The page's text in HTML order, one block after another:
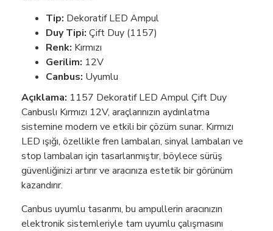
Tip: Dekoratif LED Ampul
Duy Tipi: Çift Duy (1157)
Renk: Kırmızı
Gerilim: 12V
Canbus: Uyumlu
Açıklama: 1157 Dekoratif LED Ampul Çift Duy
Canbuslı Kırmızı 12V, araçlarınızın aydınlatma
sistemine modern ve etkili bir çözüm sunar. Kırmızı
LED ışığı, özellikle fren lambaları, sinyal lambaları ve
stop lambaları için tasarlanmıştır, böylece sürüş
güvenliğinizi artırır ve aracınıza estetik bir görünüm
kazandırır.
Canbus uyumlu tasarımı, bu ampullerin aracınızın
elektronik sistemleriyle tam uyumlu çalışmasını